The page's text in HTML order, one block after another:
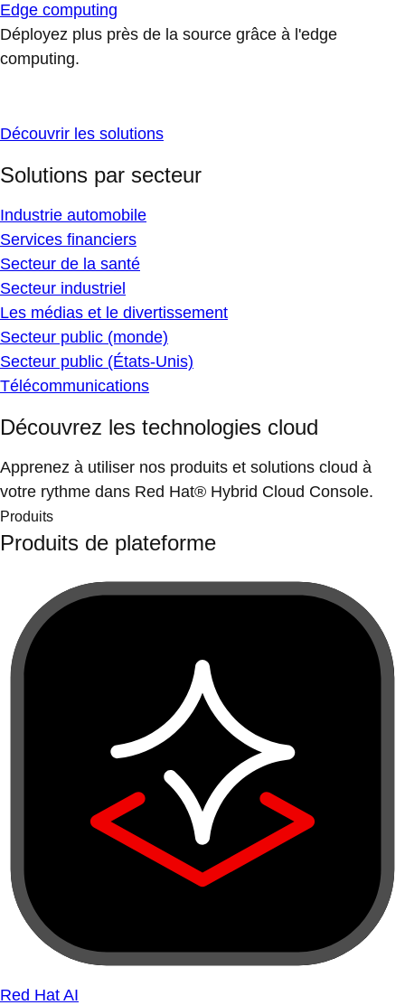
Edge computing
Déployez plus près de la source grâce à l'edge
computing.
Découvrir les solutions
Solutions par secteur
Industrie automobile
Services financiers
Secteur de la santé
Secteur industriel
Les médias et le divertissement
Secteur public (monde)
Secteur public (États-Unis)
Télécommunications
Découvrez les technologies cloud
Apprenez à utiliser nos produits et solutions cloud à
votre rythme dans Red Hat® Hybrid Cloud Console.
Produits
Produits de plateforme
Red Hat AI